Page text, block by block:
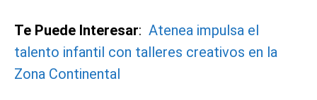
Te Puede Interesar: Atenea impulsa el
talento infantil con talleres creativos en la
Zona Continental